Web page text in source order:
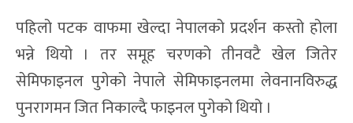
पहिलो पटक वाफमा खेल्दा नेपालको प्रदर्शन कस्तो होला
भन्ने थियो । तर समूह चरणको तीनवटै खेल जितेर
सेमिफाइनल पुगेको नेपाले सेमिफाइनलमा लेवनानविरुद्ध
पुनरागमन जित निकाल्दै फाइनल पुगेको थियो ।